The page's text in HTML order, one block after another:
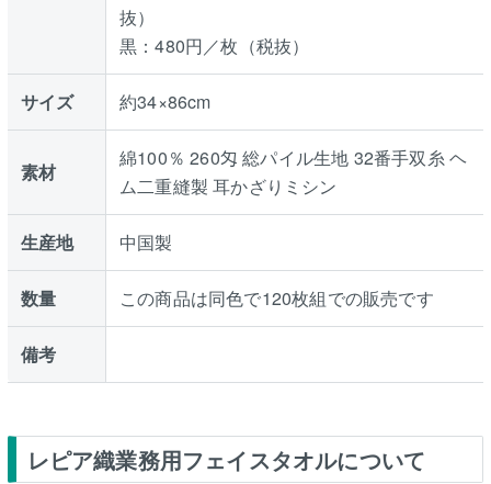
抜）
黒：480円／枚（税抜）
サイズ 約34×86cm
素材
綿100％ 260匁 総パイル生地 32番手双糸 ヘ
ム二重縫製 耳かざりミシン
生産地 中国製
数量 この商品は同色で120枚組での販売です
備考
レピア織業務用フェイスタオルについて